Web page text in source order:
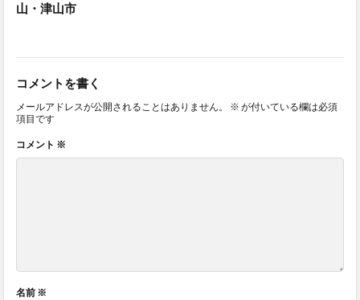
山・津山市
コメントを書く
メールアドレスが公開されることはありません。 ※ が付いている欄は必須
項目です
コメント ※
名前 ※